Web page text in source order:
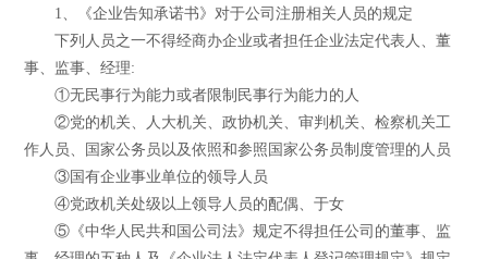
1、《企业告知承诺书》对于公司注册相关人员的规定
下列人员之一不得经商办企业或者担任企业法定代表人、董
事、监事、经理:
①无民事行为能力或者限制民事行为能力的人
②党的机关、人大机关、政协机关、审判机关、检察机关工
作人员、国家公务员以及依照和参照国家公务员制度管理的人员
③国有企业事业单位的领导人员
④党政机关处级以上领导人员的配偶、于女
⑤《中华人民共和国公司法》规定不得担任公司的董事、监